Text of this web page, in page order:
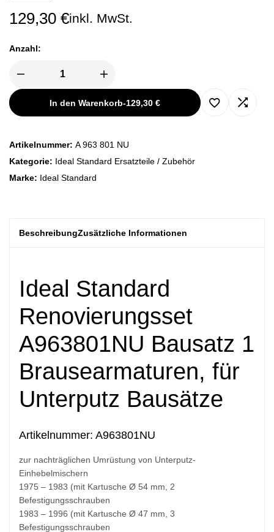
129,30 €inkl. MwSt.
Anzahl:
Ideal
Renovierungsset
A963801NU
Brausearmaturen,
Menge
In den Warenkorb-129,30 €
Artikelnummer: A 963 801 NU
Kategorie: Ideal Standard Ersatzteile / Zubehör
Marke: Ideal Standard
BeschreibungZusätzliche Informationen
Ideal Standard
Renovierungsset
A963801NU Bausatz 1
Brausearmaturen, für
Unterputz Bausätze
Artikelnummer: A963801NU
zur nachträglichen Umrüstung von Unterputz-
Einhebelmischern
1975 – 1983 (mit Kartusche Ø 54 mm, 2
Befestigungsschrauben
1983 – 1996 (mit Kartusche Ø 47 mm, 3
Befestigungsschrauben